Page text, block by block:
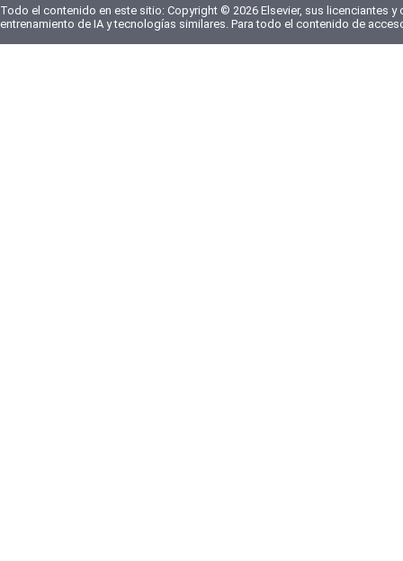
Todo el contenido en este sitio: Copyright © 2026 Elsevier, sus licenciantes
entrenamiento de IA y tecnologías similares. Para todo el contenido de